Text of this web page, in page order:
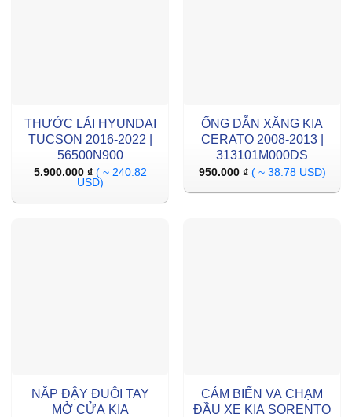
THƯỚC LÁI HYUNDAI
TUCSON 2016-2022 |
56500N900
5.900.000 ₫ ( ~ 240.82
USD)
ỐNG DẪN XĂNG KIA
CERATO 2008-2013 |
313101M000DS
950.000 ₫ ( ~ 38.78 USD)
NẮP ĐẬY ĐUÔI TAY
MỞ CỬA KIA
CẢM BIẾN VA CHẠM
ĐẦU XE KIA SORENTO